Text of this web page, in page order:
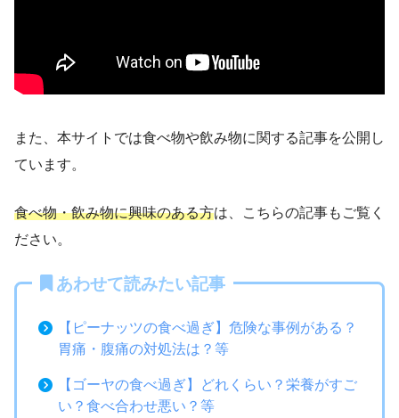
また、本サイトでは食べ物や飲み物に関する記事を公開し
ています。
食べ物・飲み物に興味のある方は、こちらの記事もご覧く
ださい。
あわせて読みたい記事
【ピーナッツの食べ過ぎ】危険な事例がある？
胃痛・腹痛の対処法は？等
【ゴーヤの食べ過ぎ】どれくらい？栄養がすご
い？食べ合わせ悪い？等